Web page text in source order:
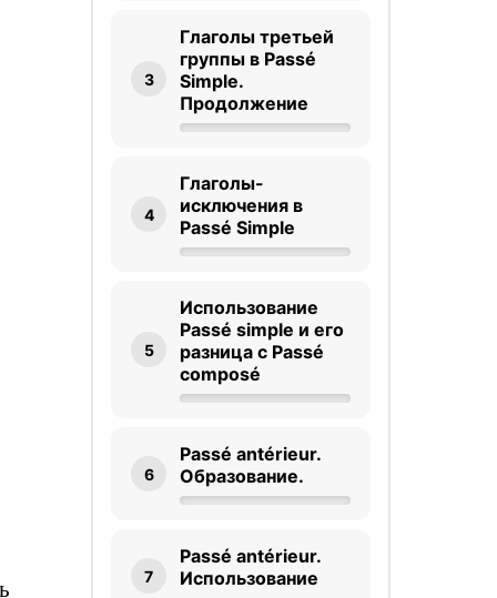
3
Глаголы третьей
группы в Passé
Simple.
Продолжение
4
Глаголы-
исключения в
Passé Simple
5
Использование
Passé simple и его
разница с Passé
composé
6
Passé antérieur.
Образование.
7
Passé antérieur.
Использование